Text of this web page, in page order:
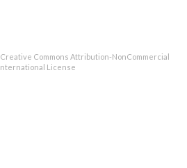
Commons Attribution-NonCommercial
License